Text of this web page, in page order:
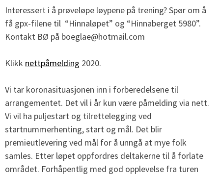
Interessert i å prøveløpe løypene på trening? Spør om å
få gpx-filene til “Hinnaløpet” og “Hinnaberget 5980”.
Kontakt BØ på boeglae@hotmail.com
Klikk nettpåmelding 2020.
Vi tar koronasituasjonen inn i forberedelsene til
arrangementet. Det vil i år kun være påmelding via nett.
Vi vil ha puljestart og tilrettelegging ved
startnummerhenting, start og mål. Det blir
premieutlevering ved mål for å unngå at mye folk
samles. Etter løpet oppfordres deltakerne til å forlate
området. Forhåpentlig med god opplevelse fra turen